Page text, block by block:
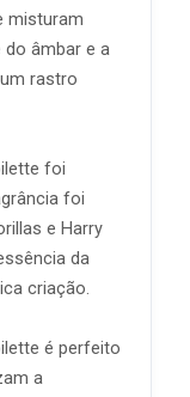
misturam
do âmbar e a
rastro
foi
foi
e Harry
da
criação.
é perfeito
a